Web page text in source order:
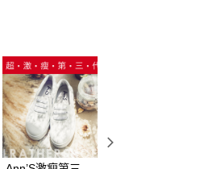
人之同意方可使用
失，本公司不負相關責
之用戶狀況，依本公司